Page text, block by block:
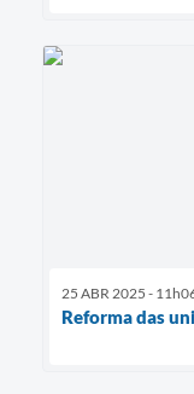
25 ABR 2025 -
Reforma das